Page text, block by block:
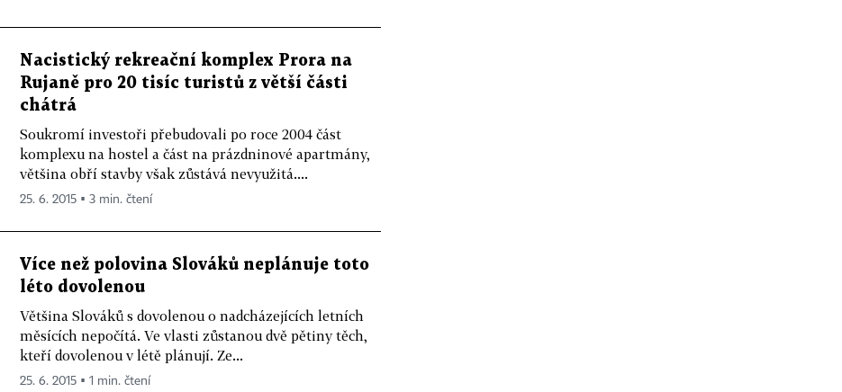
Nacistický rekreační komplex Prora na
Rujaně pro 20 tisíc turistů z větší části
chátrá
Soukromí investoři přebudovali po roce 2004 část
komplexu na hostel a část na prázdninové apartmány,
většina obří stavby však zůstává nevyužitá....
25. 6. 2015 ▪ 3 min. čtení
Více než polovina Slováků neplánuje toto
léto dovolenou
Většina Slováků s dovolenou o nadcházejících letních
měsících nepočítá. Ve vlasti zůstanou dvě pětiny těch,
kteří dovolenou v létě plánují. Ze...
25. 6. 2015 ▪ 1 min. čtení